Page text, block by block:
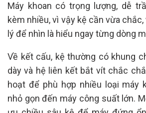
Máy khoan có trọng lượng, dễ
kèm nhiều, vì vậy kệ cần vừa
lý để nhìn là hiểu ngay từng dòng
Về kết cấu, kệ thường có khung
dày và hệ liên kết bắt vít chắc
hoạt để phù hợp nhiều loại máy
nhỏ gọn đến máy công suất lớn.